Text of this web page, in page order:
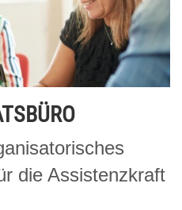
die Assistenzkraft